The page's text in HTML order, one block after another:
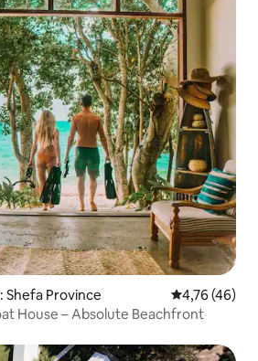
Province Średnia
4,76 (46)
House – Absolute Beachfront